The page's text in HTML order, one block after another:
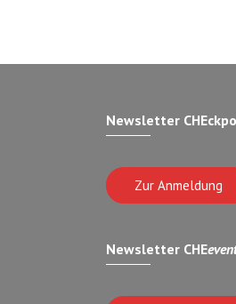
Newsletter
Zur Anmeldung
Newsletter CHE